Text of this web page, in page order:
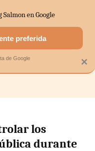
MERCADOS
los
durante
×
Salmon en Google
preferida
de Google